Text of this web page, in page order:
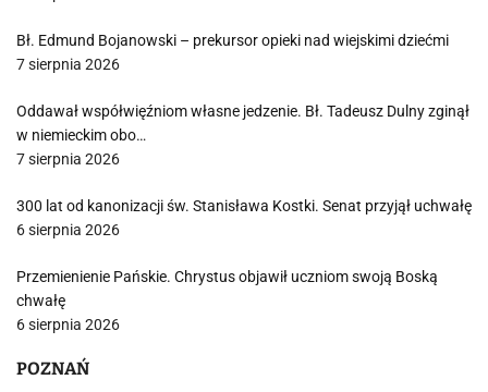
Bł. Edmund Bojanowski – prekursor opieki nad wiejskimi dziećmi
7 sierpnia 2026
Oddawał współwięźniom własne jedzenie. Bł. Tadeusz Dulny zginął
w niemieckim obo…
7 sierpnia 2026
300 lat od kanonizacji św. Stanisława Kostki. Senat przyjął uchwałę
6 sierpnia 2026
Przemienienie Pańskie. Chrystus objawił uczniom swoją Boską
chwałę
6 sierpnia 2026
POZNAŃ